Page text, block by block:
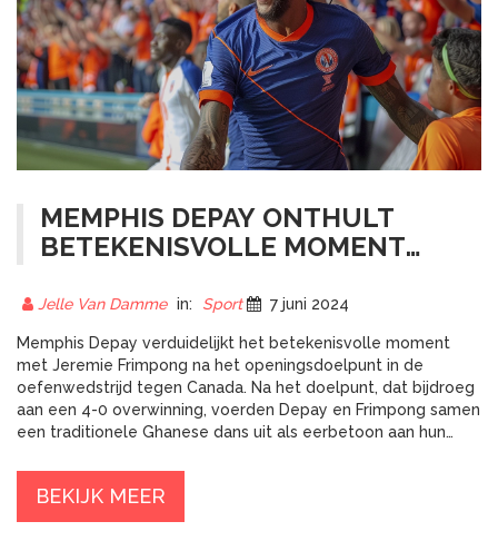
MEMPHIS DEPAY ONTHULT
BETEKENISVOLLE MOMENT
OPENINGSDOELPUNT TEGEN
CANADA
Jelle Van Damme in: Sport 7 juni 2024
Memphis Depay verduidelijkt het betekenisvolle moment
met Jeremie Frimpong na het openingsdoelpunt in de
oefenwedstrijd tegen Canada. Na het doelpunt, dat bijdroeg
aan een 4-0 overwinning, voerden Depay en Frimpong samen
een traditionele Ghanese dans uit als eerbetoon aan hun
BEKIJK MEER